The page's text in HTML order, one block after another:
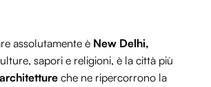
assolutamente è New Delhi,
sapori e religioni, è la città più
che ne ripercorrono la